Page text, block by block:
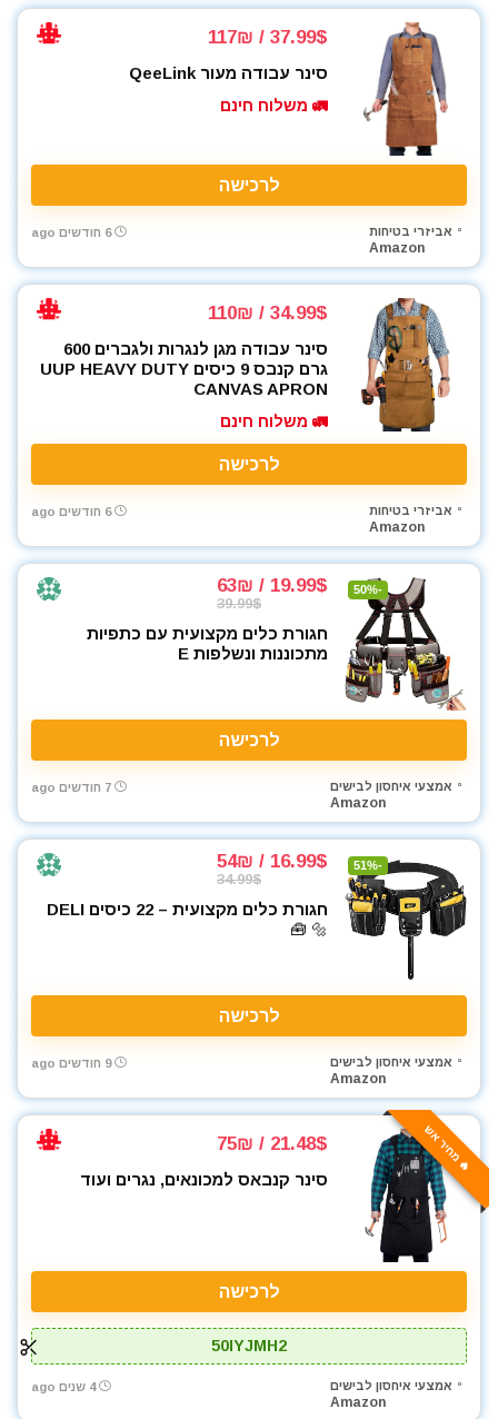
בוקסות
בוקסות הינע 1/2"
בוקסות הינע 1/4"
בוקסות הינע 3/4"
בוקסות הינע 3/8"
ביגוד והנעלה לעבודה
ביטים, מקדחים ובוקסות
גוזם גדר חיה
גנרטורים ותחנות כח
דיבלים וברגים
חומרי הדבקה ואיטום
חומרי ניקוי
חרמש
טרימר / ראוטר
כלי אינסטלציה
כלי שינוע ועגלות
כליבות בורג
כליבות וקלאמרות
כליבות מהירות
כליבות צינור
כליבות ריתוך
כלים ידניים
כרסומים לטרימר / ראוטר
להבים ומתכלים
לרכב
מברגונים נטענים
מברגות מקדחות ומברגונים
מברגים
מברגת אימפקט
מברגת גבס
מדחס / קומפרסור
מדריכים
מולטיטול
מזמרה
מטען סוללות לרכב
מטען סוללות קירי
מטר
מכונת צביעה אירלס
מכונת שטיפה בלחץ
37.99$ / 117₪
סינר עבודה מעור QeeLink
🚛 משלוח חינם
לרכישה
אביזרי בטיחות
Amazon
6 חודשים ago
34.99$ / 110₪
סינר עבודה מגן לנגרות ולגברים 600
גרם קנבס 9 כיסים UUP HEAVY DUTY
CANVAS APRON
🚛 משלוח חינם
לרכישה
אביזרי בטיחות
Amazon
6 חודשים ago
-50%
19.99$ / 63₪
39.99$
חגורת כלים מקצועית עם כתפיות
מתכוננות ונשלפות E
לרכישה
אמצעי איחסון לבישים
Amazon
7 חודשים ago
-51%
16.99$ / 54₪
34.99$
חגורת כלים מקצועית – 22 כיסים DELI
🔩 🧰
לרכישה
אמצעי איחסון לבישים
Amazon
9 חודשים ago
🔥 מחיר אש 21.48$ / 75₪
סינר קנבאס למכונאים, נגרים ועוד
לרכישה
50IYJMH2
אמצעי איחסון לבישים
Amazon
4 שנים ago